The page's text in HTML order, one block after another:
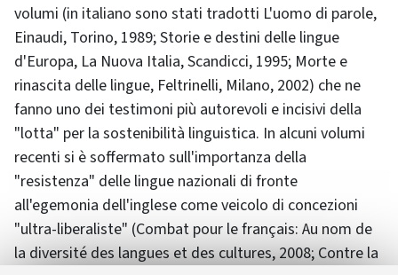
volumi (in italiano sono stati tradotti L'uomo di parole,
Einaudi, Torino, 1989; Storie e destini delle lingue
d'Europa, La Nuova Italia, Scandicci, 1995; Morte e
rinascita delle lingue, Feltrinelli, Milano, 2002) che ne
fanno uno dei testimoni più autorevoli e incisivi della
"lotta" per la sostenibilità linguistica. In alcuni volumi
recenti si è soffermato sull'importanza della
"resistenza" delle lingue nazionali di fronte
all'egemonia dell'inglese come veicolo di concezioni
"ultra-liberaliste" (Combat pour le français: Au nom de
la diversité des langues et des cultures, 2008; Contre la